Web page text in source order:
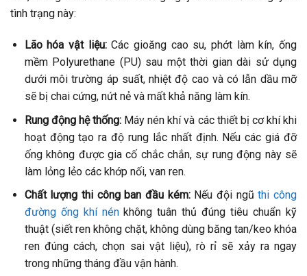
tình trạng này:
Lão hóa vật liệu:Các gioăng cao su, phớt làm kín, ống
mềm Polyurethane (PU) sau một thời gian dài sử dụng
dưới môi trường áp suất, nhiệt độ cao và có lẫn dầu mỡ
sẽ bị chai cứng, nứt nẻ và mất khả năng làm kín.
Rung động hệ thống: Máy nén khí và các thiết bị cơ khí khi
hoạt động tạo ra độ rung lắc nhất định. Nếu các giá đỡ
ống không được gia cố chắc chắn, sự rung động này sẽ
làm lỏng lẻo các khớp nối, van ren.
Chất lượng thi công ban đầu kém:Nếu đội ngũ thi công
đường ống khí nénkhông tuân thủ đúng tiêu chuẩn kỹ
thuật (siết ren không chặt, không dùng băng tan/keo khóa
ren đúng cách, chọn sai vật liệu), rò rỉ sẽ xảy ra ngay
trong những tháng đầu vận hành.